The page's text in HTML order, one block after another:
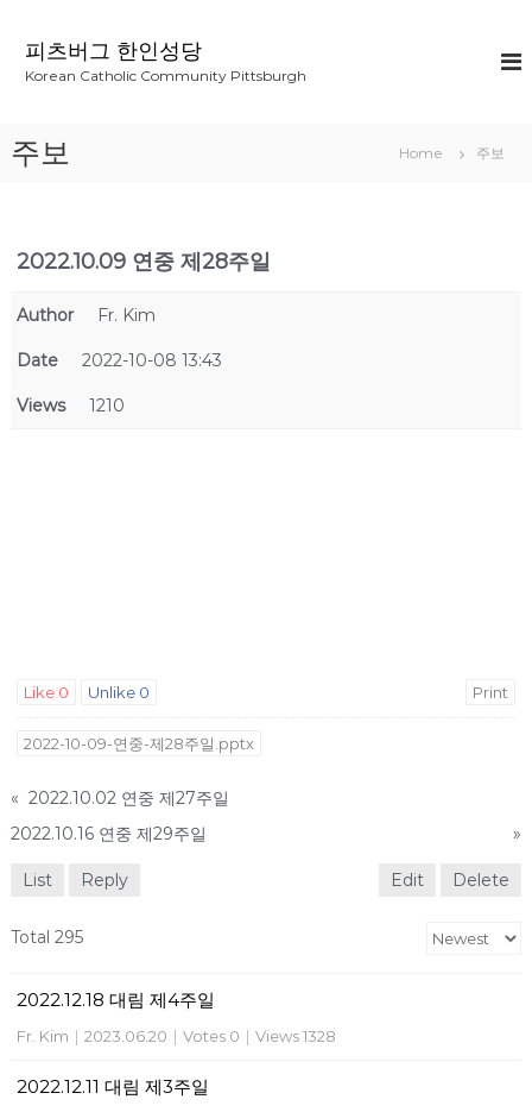
피츠버그 한인성당
Korean Catholic Community Pittsburgh
주보 Home 주보
2022.10.09 연중 제28주일
Author Fr. Kim
Date 2022-10-08 13:43
Views 1210
Like 0 Unlike 0 Print
2022-10-09-연중-제28주일.pptx
« 2022.10.02 연중 제27주일
2022.10.16 연중 제29주일
»
List Reply Edit Delete
Total 295
2022.12.18 대림 제4주일
Fr. Kim | 2023.06.20 | Votes 0 | Views 1328
2022.12.11 대림 제3주일